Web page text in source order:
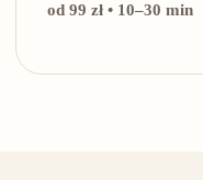
od 99 zł • 10–30 min